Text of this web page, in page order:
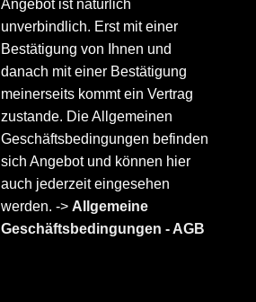
Angebot ist natürlich
unverbindlich. Erst mit einer
Bestätigung von Ihnen und
danach mit einer Bestätigung
meinerseits kommt ein Vertrag
zustande. Die Allgemeinen
Geschäftsbedingungen befinden
sich Angebot und können hier
auch jederzeit eingesehen
werden. ->Allgemeine
Geschäftsbedingungen - AGB